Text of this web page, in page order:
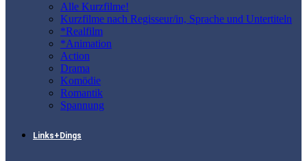
Alle Kurzfilme!
Kurzfilme nach Regisseur/in, Sprache und Untertiteln
*Realfilm
*Animation
Action
Drama
Komödie
Romantik
Spannung
Links+Dings